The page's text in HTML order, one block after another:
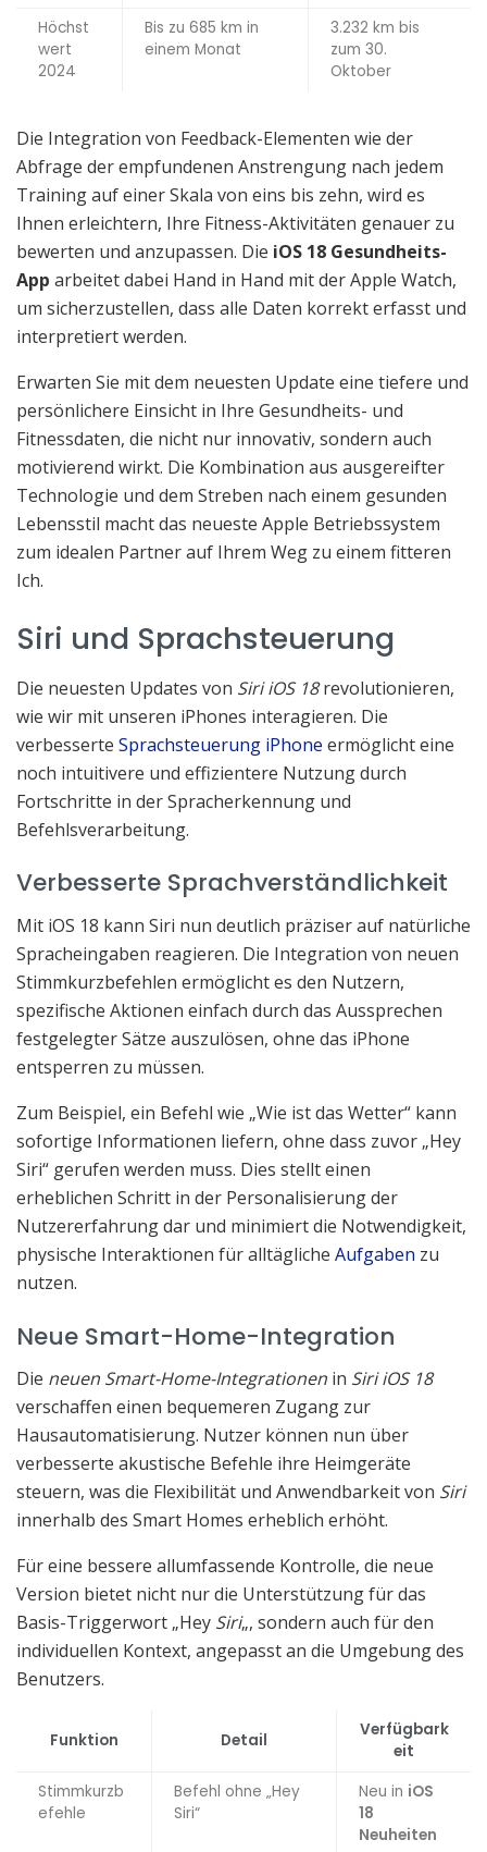
Höchst
wert
2024
Bis zu 685 km in
einem Monat
3.232 km bis
zum 30.
Oktober
Die Integration von Feedback-Elementen wie der
Abfrage der empfundenen Anstrengung nach jedem
Training auf einer Skala von eins bis zehn, wird es
Ihnen erleichtern, Ihre Fitness-Aktivitäten genauer zu
bewerten und anzupassen. Die iOS 18 Gesundheits-
App arbeitet dabei Hand in Hand mit der Apple Watch,
um sicherzustellen, dass alle Daten korrekt erfasst und
interpretiert werden.
Erwarten Sie mit dem neuesten Update eine tiefere und
persönlichere Einsicht in Ihre Gesundheits- und
Fitnessdaten, die nicht nur innovativ, sondern auch
motivierend wirkt. Die Kombination aus ausgereifter
Technologie und dem Streben nach einem gesunden
Lebensstil macht das neueste Apple Betriebssystem
zum idealen Partner auf Ihrem Weg zu einem fitteren
Ich.
Siri und Sprachsteuerung
Die neuesten Updates von Siri iOS 18revolutionieren,
wie wir mit unseren iPhones interagieren. Die
verbesserte Sprachsteuerung iPhone ermöglicht eine
noch intuitivere und effizientere Nutzung durch
Fortschritte in der Spracherkennung und
Befehlsverarbeitung.
Verbesserte Sprachverständlichkeit
Mit iOS 18 kann Siri nun deutlich präziser auf natürliche
Spracheingaben reagieren. Die Integration von neuen
Stimmkurzbefehlen ermöglicht es den Nutzern,
spezifische Aktionen einfach durch das Aussprechen
festgelegter Sätze auszulösen, ohne das iPhone
entsperren zu müssen.
Zum Beispiel, ein Befehl wie „Wie ist das Wetter“ kann
sofortige Informationen liefern, ohne dass zuvor „Hey
Siri“ gerufen werden muss. Dies stellt einen
erheblichen Schritt in der Personalisierung der
Nutzererfahrung dar und minimiert die Notwendigkeit,
physische Interaktionen für alltägliche Aufgaben zu
nutzen.
Neue Smart-Home-Integration
Die neuen Smart-Home-Integrationen in Siri iOS 18
verschaffen einen bequemeren Zugang zur
Hausautomatisierung. Nutzer können nun über
verbesserte akustische Befehle ihre Heimgeräte
steuern, was die Flexibilität und Anwendbarkeit von Siri
innerhalb des Smart Homes erheblich erhöht.
Für eine bessere allumfassende Kontrolle, die neue
Version bietet nicht nur die Unterstützung für das
Basis-Triggerwort „Hey Siri„, sondern auch für den
individuellen Kontext, angepasst an die Umgebung des
Benutzers.
Funktion Detail
Verfügbark
eit
Stimmkurzb
efehle
Befehl ohne „Hey
Siri“
Neu in iOS
18
Neuheiten